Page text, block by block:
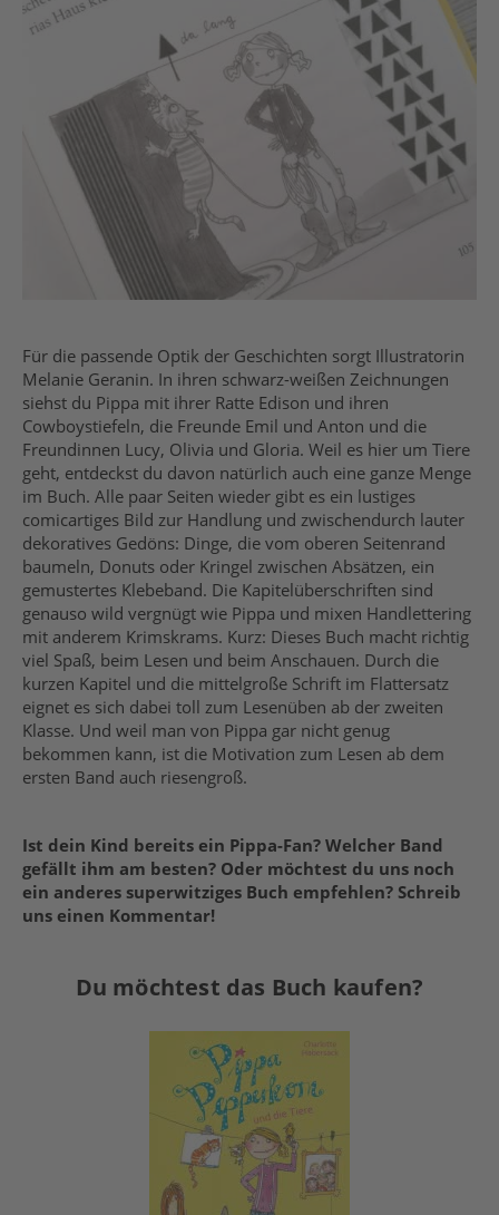
Für die passende Optik der Geschichten sorgt Illustratorin
Melanie Geranin. In ihren schwarz-weißen Zeichnungen
siehst du Pippa mit ihrer Ratte Edison und ihren
Cowboystiefeln, die Freunde Emil und Anton und die
Freundinnen Lucy, Olivia und Gloria. Weil es hier um Tiere
geht, entdeckst du davon natürlich auch eine ganze Menge
im Buch. Alle paar Seiten wieder gibt es ein lustiges
comicartiges Bild zur Handlung und zwischendurch lauter
dekoratives Gedöns: Dinge, die vom oberen Seitenrand
baumeln, Donuts oder Kringel zwischen Absätzen, ein
gemustertes Klebeband. Die Kapitelüberschriften sind
genauso wild vergnügt wie Pippa und mixen Handlettering
mit anderem Krimskrams. Kurz: Dieses Buch macht richtig
viel Spaß, beim Lesen und beim Anschauen. Durch die
kurzen Kapitel und die mittelgroße Schrift im Flattersatz
eignet es sich dabei toll zum Lesenüben ab der zweiten
Klasse. Und weil man von Pippa gar nicht genug
bekommen kann, ist die Motivation zum Lesen ab dem
ersten Band auch riesengroß.
Ist dein Kind bereits ein Pippa-Fan? Welcher Band
gefällt ihm am besten? Oder möchtest du uns noch
ein anderes superwitziges Buch empfehlen? Schreib
uns einen Kommentar!
Du möchtest das Buch kaufen?